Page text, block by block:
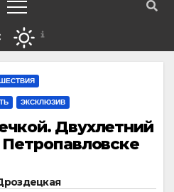
ЭКСКЛЮЗИВ
Двухлетний